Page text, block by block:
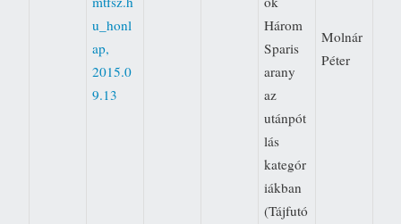
u_honl
ap,
2015.0
9.13
Három
Sparis
arany
az
utánpót
lás
kategór
iákban
(Tájfutó
Molnár
Péter